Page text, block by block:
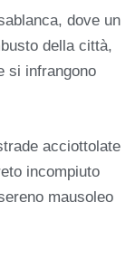
dove un
della città,
si infrangono
acciottolate
incompiuto
mausoleo